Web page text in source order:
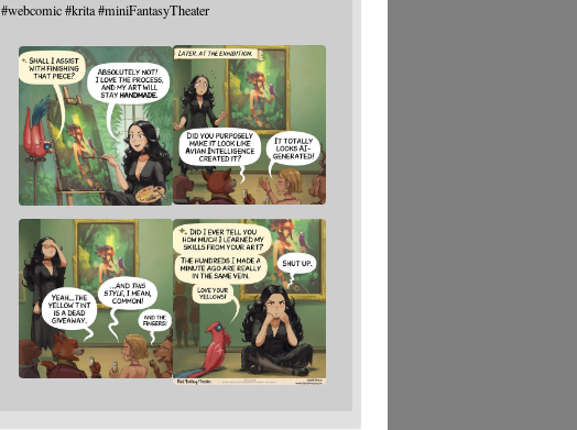
#webcomic #krita #miniFantasyTheater